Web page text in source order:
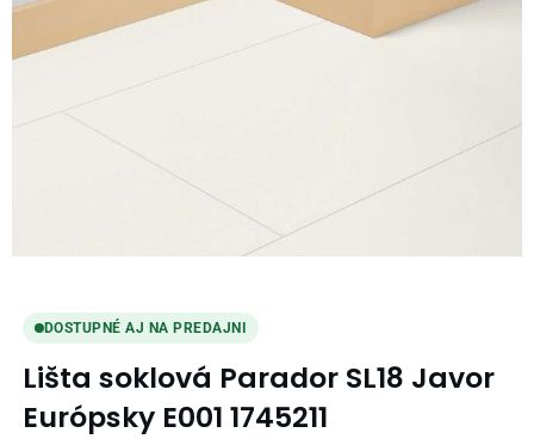
DOSTUPNÉ AJ NA PREDAJNI
Lišta soklová Parador SL18 Javor
Európsky E001 1745211